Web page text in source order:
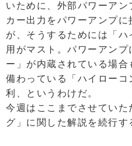
いために、外部パワーア
カー出力をパワーアンプ
が、そうするためには「
用がマスト。パワーアン
ー」が内蔵されている場
備わっている「ハイローコ
利、というわけだ。
今週はここまでさせてい
グ」に関した解説を続行す